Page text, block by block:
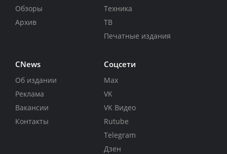
Обзоры
Архив
Техника
ТВ
Печатные издания
CNews
Об издании
Реклама
Вакансии
Контакты
Соцсети
Max
VK
VK Видео
Rutube
Telegram
Дзен